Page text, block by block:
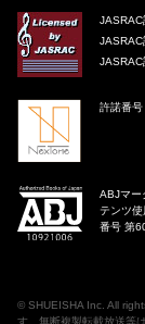
許諾番
ABJマー
テンツ
番号 第
© SHUEISHA Inc . All
す。無断複製転載放送等